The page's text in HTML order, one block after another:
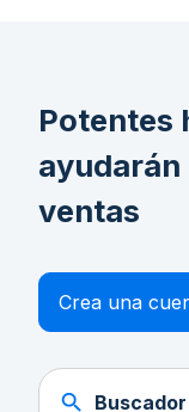
Potentes
ayudarán
ventas
Crea una
Buscador